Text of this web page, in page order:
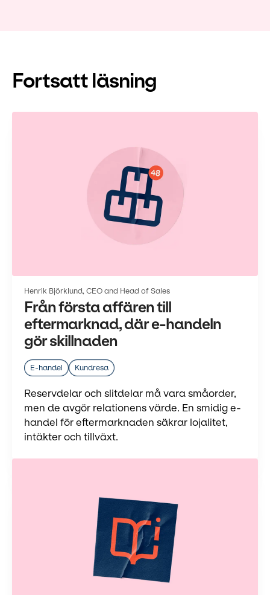
Fortsatt läsning
Henrik Björklund, CEO and Head of Sales
Från första affären till
eftermarknad, där e-handeln
gör skillnaden
E-handel Kundresa
Reservdelar och slitdelar må vara småorder,
men de avgör relationens värde. En smidig e-
handel för eftermarknaden säkrar lojalitet,
intäkter och tillväxt.